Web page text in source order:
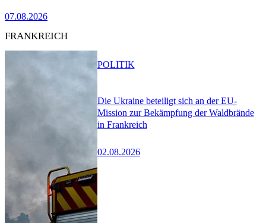
07.08.2026
FRANKREICH
Die Ukraine beteiligt sich an der EU-
Mission zur Bekämpfung der Waldbrände
in Frankreich
02.08.2026
POLITIK